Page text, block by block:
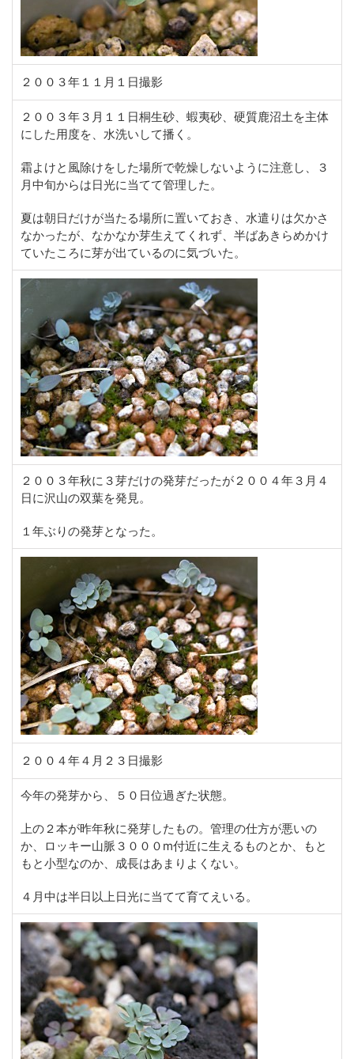
２００３年１１月１日撮影
２００３年３月１１日桐生砂、蝦夷砂、硬質鹿沼土を主体
にした用度を、水洗いして播く。
霜よけと風除けをした場所で乾燥しないように注意し、３
月中旬からは日光に当てて管理した。
夏は朝日だけが当たる場所に置いておき、水遣りは欠かさ
なかったが、なかなか芽生えてくれず、半ばあきらめかけ
ていたころに芽が出ているのに気づいた。
２００３年秋に３芽だけの発芽だったが２００４年３月４
日に沢山の双葉を発見。
１年ぶりの発芽となった。
２００４年４月２３日撮影
今年の発芽から、５０日位過ぎた状態。
上の２本が昨年秋に発芽したもの。管理の仕方が悪いの
か、ロッキー山脈３０００m付近に生えるものとか、もと
もと小型なのか、成長はあまりよくない。
４月中は半日以上日光に当てて育てえいる。